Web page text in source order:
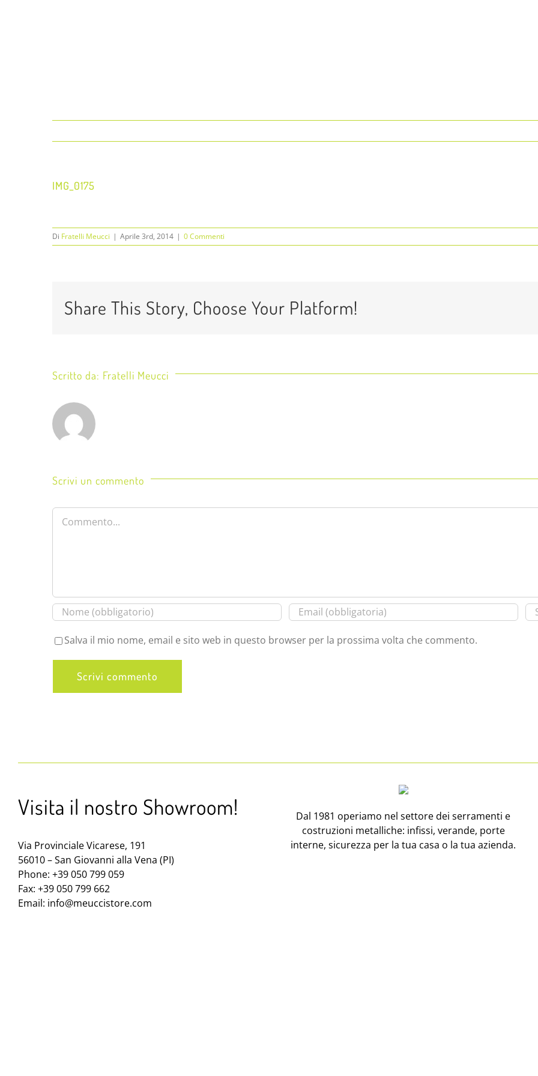
IMG_0175
Di Fratelli Meucci | Aprile 3rd, 2014 | 0 Commenti
Share This Story, Choose Your Platform!
Scritto da: Fratelli Meucci
Scrivi un commento
Commento
Salva il mio nome, email e sito web in questo browser per la prossima volta che commento.
Visita il nostro Showroom!
Via Provinciale Vicarese, 191
56010 – San Giovanni alla Vena (PI)
Phone: +39 050 799 059
Fax: +39 050 799 662
Email: info@meuccistore.com
Dal 1981 operiamo nel settore dei serramenti e
costruzioni metalliche: infissi, verande, porte
interne, sicurezza per la tua casa o la tua azienda.